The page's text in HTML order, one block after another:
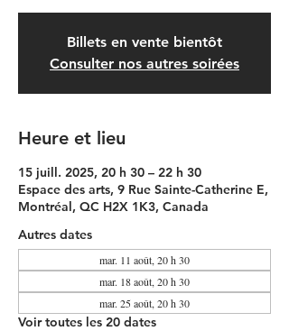
Billets en vente bientôt
Consulter nos autres soirées
Heure et lieu
15 juill. 2025, 20 h 30 – 22 h 30
Espace des arts, 9 Rue Sainte-Catherine E,
Montréal, QC H2X 1K3, Canada
Autres dates
mar. 11 août, 20 h 30
mar. 18 août, 20 h 30
mar. 25 août, 20 h 30
Voir toutes les 20 dates